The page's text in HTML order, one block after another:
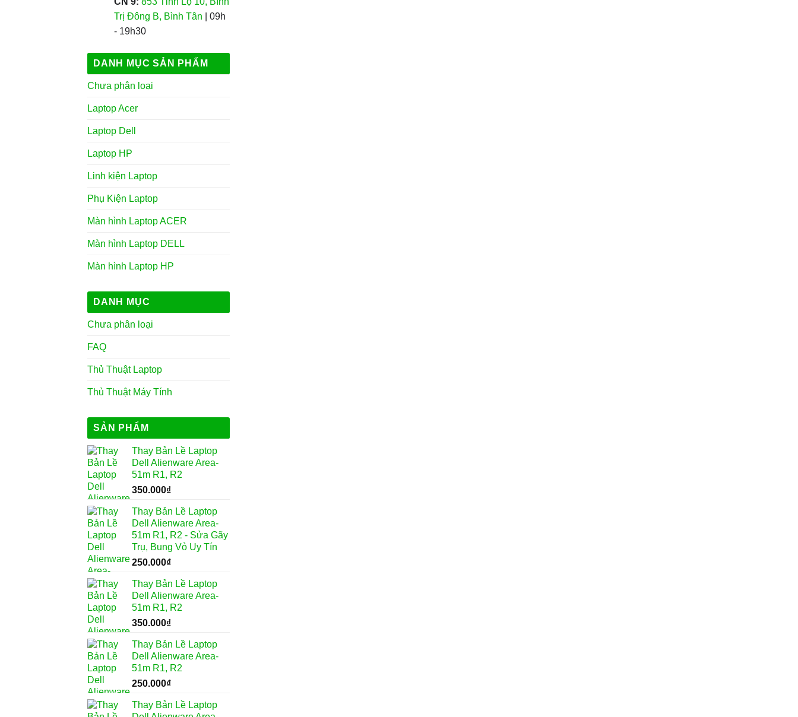
Trị Đông B, Bình Tân | 09h
- 19h30
DANH MỤC SẢN PHẨM
Chưa phân loại
Laptop Acer
Laptop Dell
Laptop HP
Linh kiện Laptop
Phụ Kiện Laptop
Màn hình Laptop ACER
Màn hình Laptop DELL
Màn hình Laptop HP
DANH MỤC
Chưa phân loại
FAQ
Thủ Thuật Laptop
Thủ Thuật Máy Tính
SẢN PHẨM
Thay Bản Lề Laptop
Dell Alienware Area-
51m R1, R2
350.000₫
Thay Bản Lề Laptop
Dell Alienware Area-
51m R1, R2 - Sửa Gãy
Trụ, Bung Vỏ Uy Tín
250.000₫
Thay Bản Lề Laptop
Dell Alienware Area-
51m R1, R2
350.000₫
Thay Bản Lề Laptop
Dell Alienware Area-
51m R1, R2
250.000₫
Thay Bản Lề Laptop